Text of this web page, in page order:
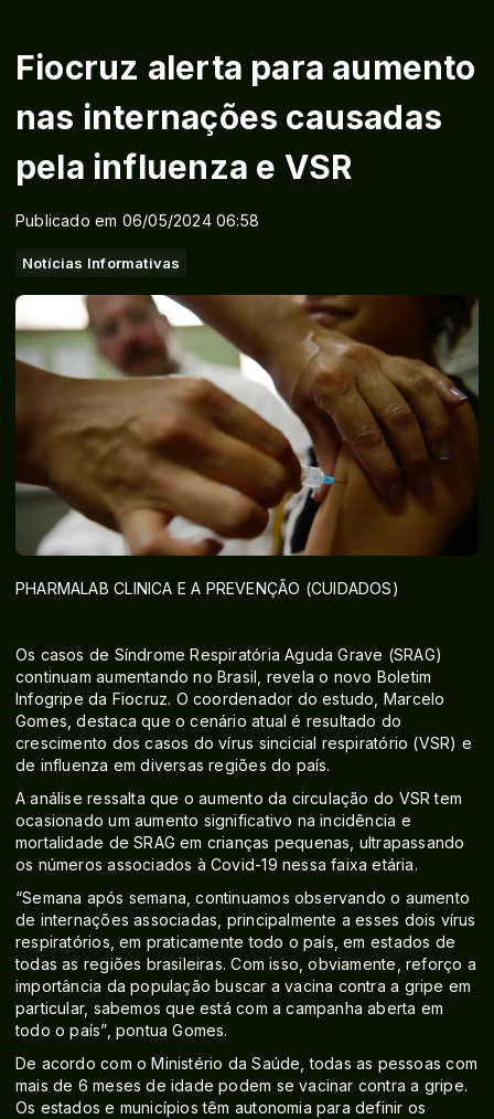
Fiocruz alerta para aumento
nas internações causadas
pela influenza e VSR
Publicado em 06/05/2024 06:58
Notícias Informativas
PHARMALAB CLINICA E A PREVENÇÃO (CUIDADOS)
Os casos de Síndrome Respiratória Aguda Grave (SRAG)
continuam aumentando no Brasil, revela o novo Boletim
Infogripe da Fiocruz. O coordenador do estudo, Marcelo
Gomes, destaca que o cenário atual é resultado do
crescimento dos casos do vírus sincicial respiratório (VSR) e
de influenza em diversas regiões do país.
A análise ressalta que o aumento da circulação do VSR tem
ocasionado um aumento significativo na incidência e
mortalidade de SRAG em crianças pequenas, ultrapassando
os números associados à Covid-19 nessa faixa etária.
“Semana após semana, continuamos observando o aumento
de internações associadas, principalmente a esses dois vírus
respiratórios, em praticamente todo o país, em estados de
todas as regiões brasileiras. Com isso, obviamente, reforço a
importância da população buscar a vacina contra a gripe em
particular, sabemos que está com a campanha aberta em
todo o país”, pontua Gomes.
De acordo com o Ministério da Saúde, todas as pessoas com
mais de 6 meses de idade podem se vacinar contra a gripe.
Os estados e municípios têm autonomia para definir os